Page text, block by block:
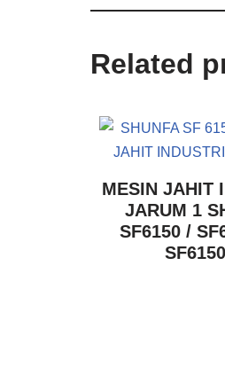
Related
MESIN JAHIT
JARUM 1
SF6150 /